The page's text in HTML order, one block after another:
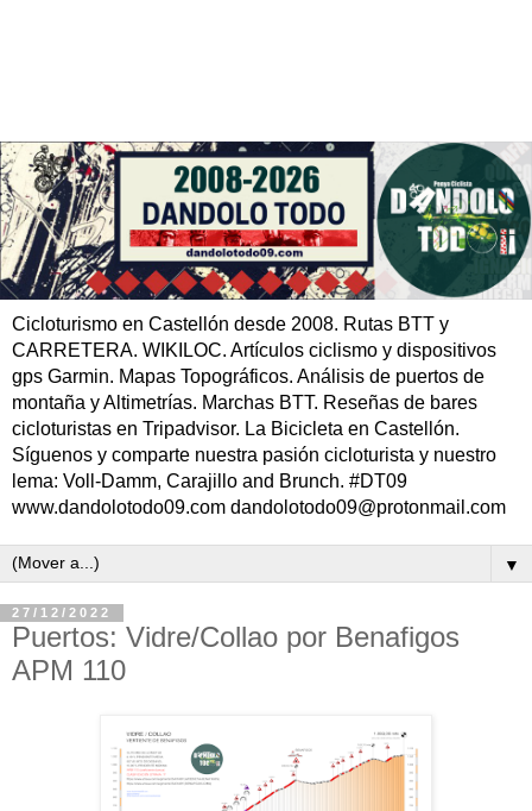
Cicloturismo en Castellón desde 2008. Rutas BTT y
CARRETERA. WIKILOC. Artículos ciclismo y dispositivos
gps Garmin. Mapas Topográficos. Análisis de puertos de
montaña y Altimetrías. Marchas BTT. Reseñas de bares
cicloturistas en Tripadvisor. La Bicicleta en Castellón.
Síguenos y comparte nuestra pasión cicloturista y nuestro
lema: Voll-Damm, Carajillo and Brunch. #DT09
www.dandolotodo09.com dandolotodo09@protonmail.com
▼
27/12/2022
Puertos: Vidre/Collao por Benafigos
APM 110